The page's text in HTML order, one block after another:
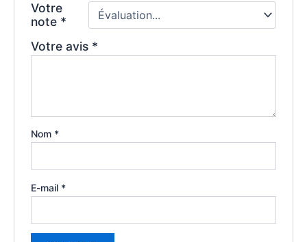
Votre
note *
Votre avis *
Nom *
E-mail *